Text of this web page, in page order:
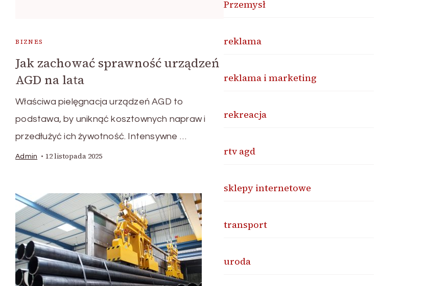
BIZNES
Jak zachować sprawność urządzeń
AGD na lata
Właściwa pielęgnacja urządzeń AGD to
podstawa, by uniknąć kosztownych napraw i
przedłużyć ich żywotność. Intensywne …
Admin 12 listopada 2025
Przemysł
reklama
reklama i marketing
rekreacja
rtv agd
sklepy internetowe
transport
uroda